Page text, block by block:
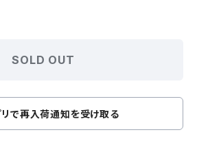
SOLD OUT
リで再入荷通知を受け取る